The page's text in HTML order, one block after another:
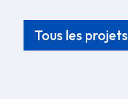
Tous les projets